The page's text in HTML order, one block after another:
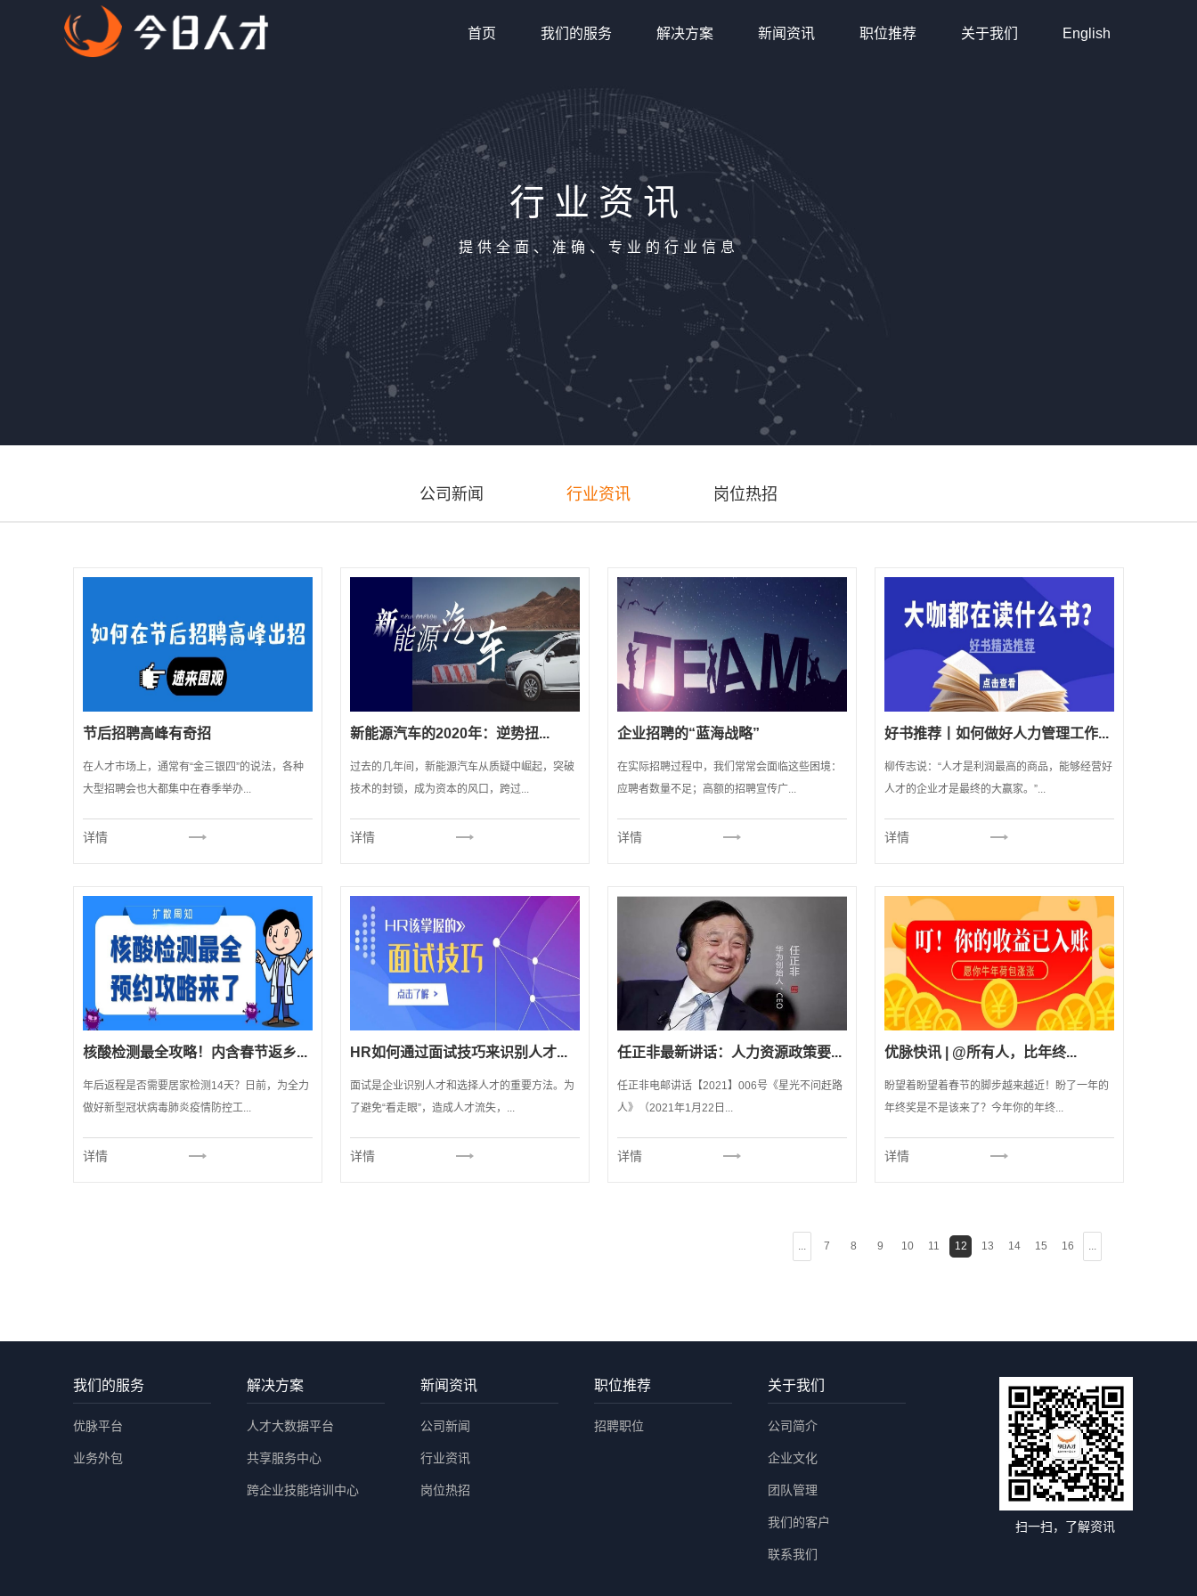
首页 我们的服务 解决方案 新闻资讯 职位推荐 关于我们 English
行业资讯
提供全面、准确、专业的行业信息
公司新闻 行业资讯 岗位热招
节后招聘高峰有奇招
在人才市场上，通常有“金三银四”的说法，各种
大型招聘会也大都集中在春季举办...
详情
新能源汽车的2020年：逆势扭...
过去的几年间，新能源汽车从质疑中崛起，突破
技术的封锁，成为资本的风口，跨过...
详情
企业招聘的“蓝海战略”
在实际招聘过程中，我们常常会面临这些困境：
应聘者数量不足；高额的招聘宣传广...
详情
好书推荐丨如何做好人力管理工作...
柳传志说：“人才是利润最高的商品，能够经营好
人才的企业才是最终的大赢家。”...
详情
核酸检测最全攻略！内含春节返乡...
年后返程是否需要居家检测14天？日前，为全力
做好新型冠状病毒肺炎疫情防控工...
详情
HR如何通过面试技巧来识别人才...
面试是企业识别人才和选择人才的重要方法。为
了避免“看走眼”，造成人才流失，...
详情
任正非最新讲话：人力资源政策要...
任正非电邮讲话【2021】006号《星光不问赶路
人》（2021年1月22日...
详情
优脉快讯 | @所有人，比年终...
盼望着盼望着春节的脚步越来越近！盼了一年的
年终奖是不是该来了？今年你的年终...
详情
... 7 8 9 10 11 12 13 14 15 16 ...
我们的服务
优脉平台
业务外包
解决方案
人才大数据平台
共享服务中心
跨企业技能培训中心
新闻资讯
公司新闻
行业资讯
岗位热招
职位推荐
招聘职位
关于我们
公司简介
企业文化
团队管理
我们的客户
联系我们
扫一扫，了解资讯